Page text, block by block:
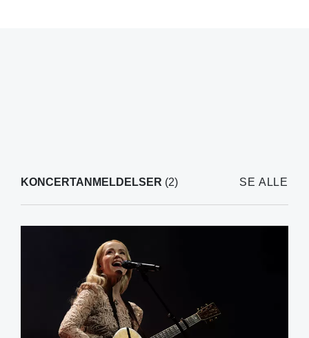
KONCERTANMELDELSER (2) SE ALLE